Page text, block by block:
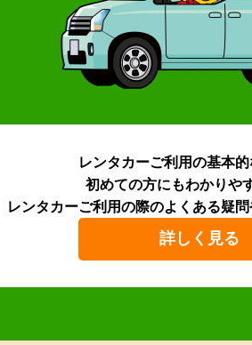
レンタカーご利用の基本
初めての方にもわかりや
レンタカーご利用の際のよくある疑問
詳しく見る